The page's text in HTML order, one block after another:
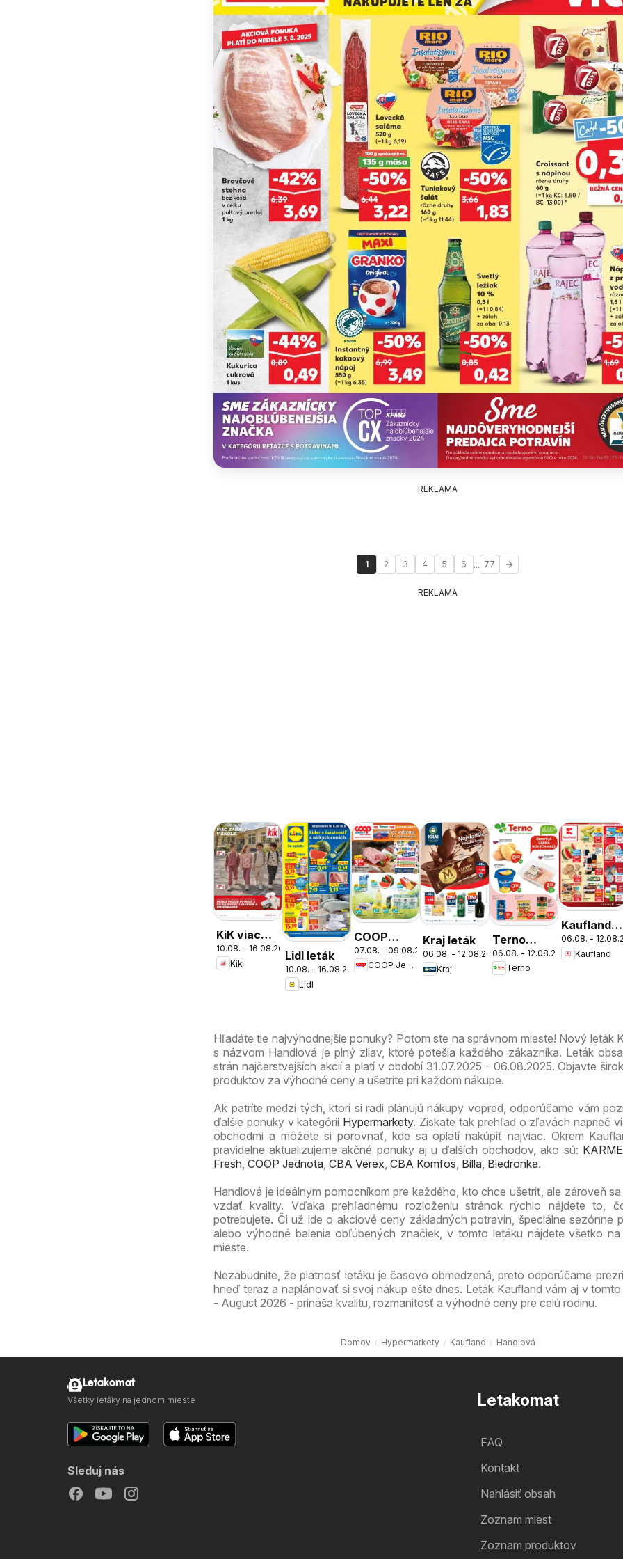
REKLAMA
1 2 3 4 5 6 ... 77
REKLAMA
KiK viac
zábavy v
škole
10.08. - 16.08.2026
Kik
Lidl leták
10.08. - 16.08.2026
Lidl
COOP
Jednota
cez víkend
07.08. - 09.08.2026
COOP Jednota
Kraj leták
06.08. - 12.08.2026
Kraj
Terno
leták
06.08. - 12.08.2026
Terno
Kaufland
Bratislava-
Nové
06.08. -
Kaufland
Hľadáte tie najvýhodnejšie ponuky? Potom ste na správnom mieste! Nový leták
s názvom Handlová je plný zliav, ktoré potešia každého zákazníka. Leták
strán najčerstvejších akcií a platí v období 31.07.2025 - 06.08.2025. Objavte
produktov za výhodné ceny a ušetrite pri každom nákupe.
Ak patríte medzi tých, ktorí si radi plánujú nákupy vopred, odporúčame vám
ďalšie ponuky v kategórii Hypermarkety. Získate tak prehľad o zľavách naprieč
obchodmi a môžete si porovnať, kde sa oplatí nakúpiť najviac. Okrem
pravidelne aktualizujeme akčné ponuky aj u ďalších obchodov, ako sú:
Fresh, COOP Jednota, CBA Verex, CBA Komfos, Billa, Biedronka.
Handlová je ideálnym pomocníkom pre každého, kto chce ušetriť, ale zároveň
vzdať kvality. Vďaka prehľadnému rozloženiu stránok rýchlo nájdete to,
potrebujete. Či už ide o akciové ceny základných potravín, špeciálne sezónne
alebo výhodné balenia obľúbených značiek, v tomto letáku nájdete všetko na
mieste.
Nezabudnite, že platnosť letáku je časovo obmedzená, preto odporúčame
hneď teraz a naplánovať si svoj nákup ešte dnes. Leták Kaufland vám aj v tomto
- August 2026 - prináša kvalitu, rozmanitosť a výhodné ceny pre celú rodinu.
Domov Hypermarkety Kaufland Handlová
Letakomat
FAQ
Kontakt
Nahlásiť obsah
Zoznam miest
Zoznam produktov
Letakomat
Všetky letáky na jednom mieste
Sleduj nás